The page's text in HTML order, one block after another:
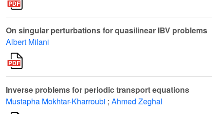
On singular perturbations for quasilinear IBV problems
Albert Milani
Inverse problems for periodic transport equations
Mustapha Mokhtar-Kharroubi ; Ahmed Zeghal